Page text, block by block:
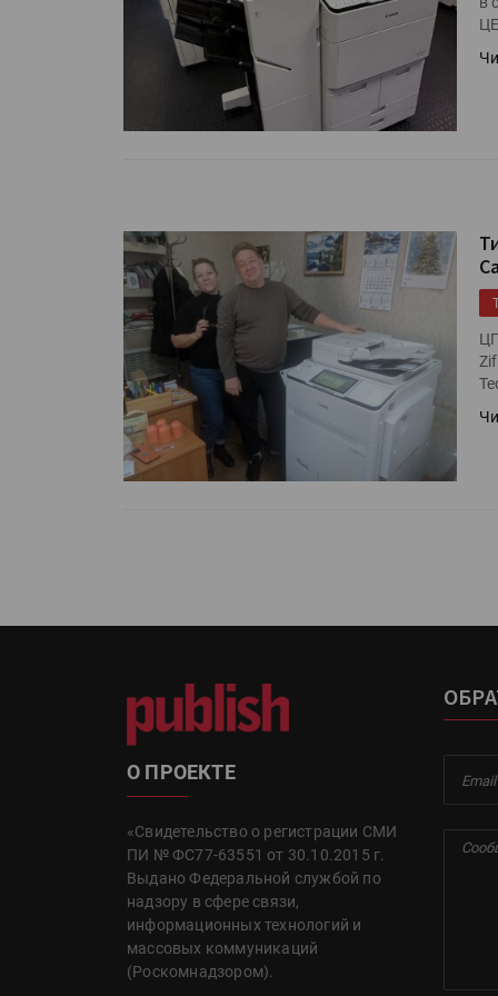
«Дубль В» расширяет
фольги для горячего
УФ-принтер Mimaki UJV200
О ПРОЕКТЕ
«Свидетельство о регистрации СМИ
ПИ № ФС77-63551 от 30.10.2015 г.
Выдано Федеральной службой по
надзору в сфере связи,
информационных технологий и
массовых коммуникаций
(Роскомнадзором).